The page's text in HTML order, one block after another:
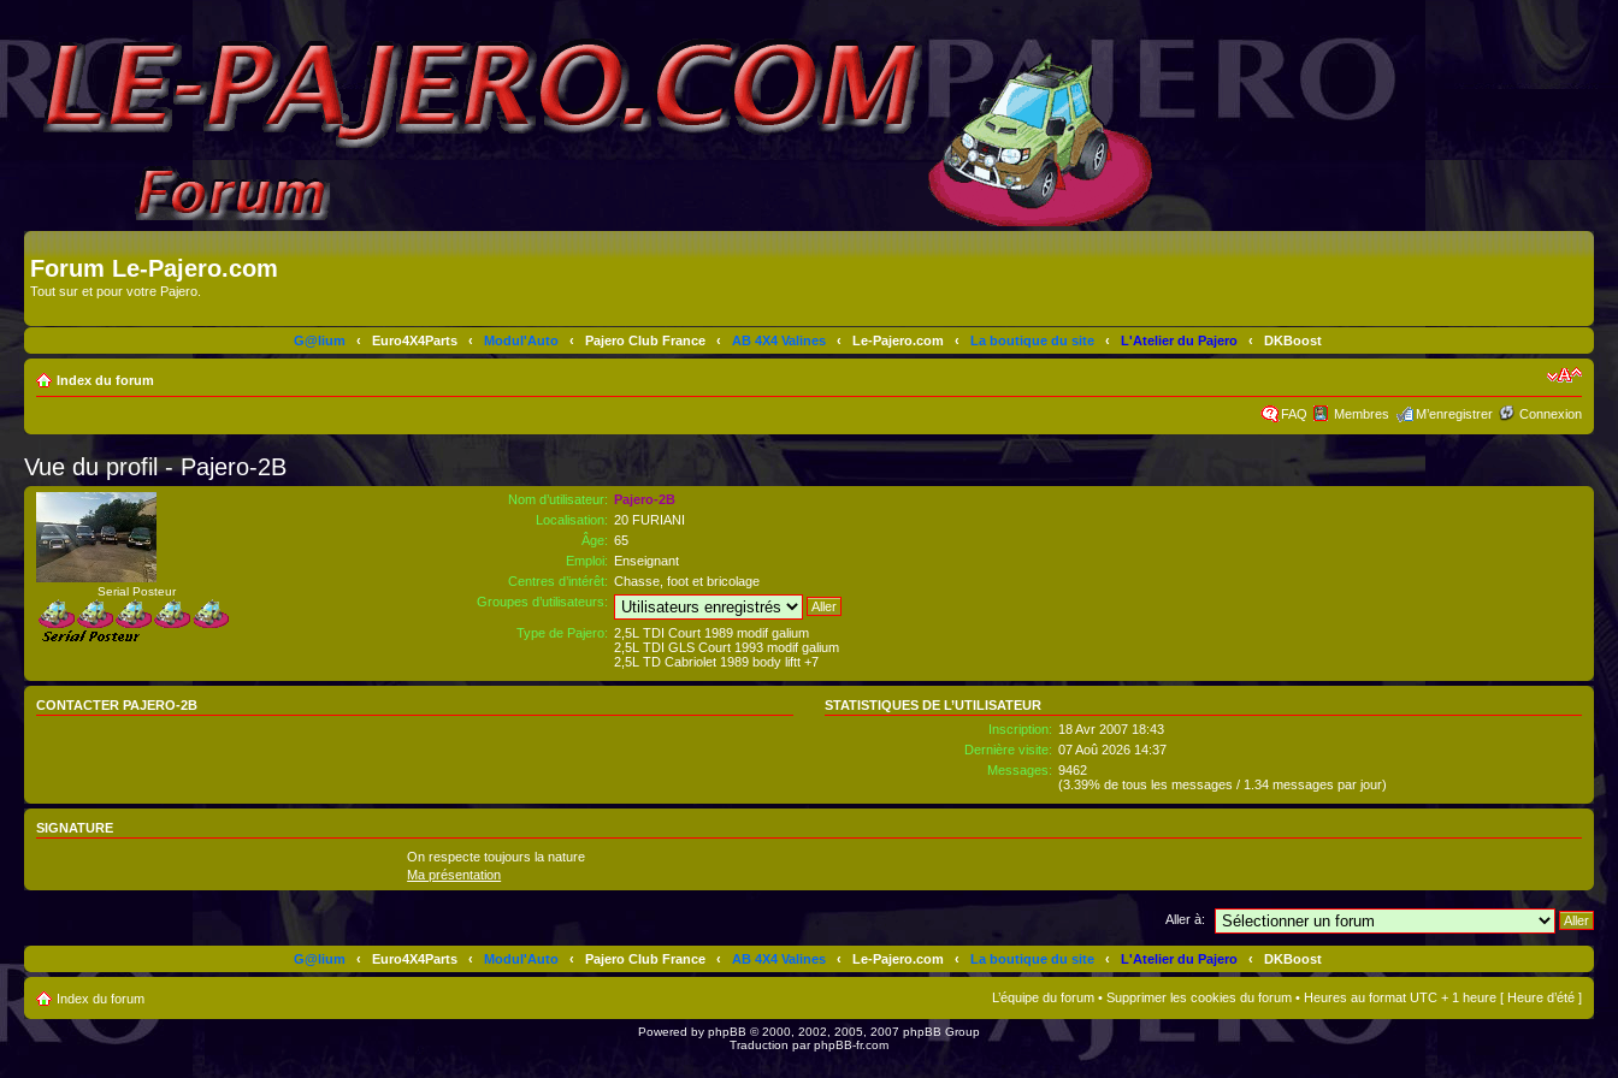
Forum Le-Pajero.com
Tout sur et pour votre Pajero.
G@lium ‹ Euro4X4Parts ‹ Modul'Auto ‹ Pajero Club France ‹ AB 4X4 Valines ‹ Le-Pajero.com ‹ La boutique du site ‹ L'Atelier du Pajero ‹ DKBoost
Index du forum
FAQ Membres M’enregistrer Connexion
Vue du profil - Pajero-2B
Serial Posteur
Nom d’utilisateur: Pajero-2B
Localisation: 20 FURIANI
Âge: 65
Emploi: Enseignant
Centres d’intérêt: Chasse, foot et bricolage
Groupes d’utilisateurs:
Type de Pajero: 2,5L TDI Court 1989 modif galium
2,5L TDI GLS Court 1993 modif galium
2,5L TD Cabriolet 1989 body liftt +7
CONTACTER PAJERO-2B
STATISTIQUES DE L’UTILISATEUR
Inscription: 18 Avr 2007 18:43
Dernière visite: 07 Aoû 2026 14:37
Messages: 9462
(3.39% de tous les messages / 1.34 messages par jour)
SIGNATURE
On respecte toujours la nature
Ma présentation
Aller à:
G@lium ‹ Euro4X4Parts ‹ Modul'Auto ‹ Pajero Club France ‹ AB 4X4 Valines ‹ Le-Pajero.com ‹ La boutique du site ‹ L'Atelier du Pajero ‹ DKBoost
Index du forum L’équipe du forum • Supprimer les cookies du forum • Heures au format UTC + 1 heure [ Heure d’été ]
Powered by phpBB © 2000, 2002, 2005, 2007 phpBB Group
Traduction parphpBB-fr.com